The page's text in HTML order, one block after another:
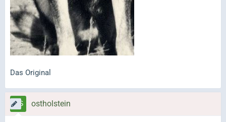
Das Original
ostholstein